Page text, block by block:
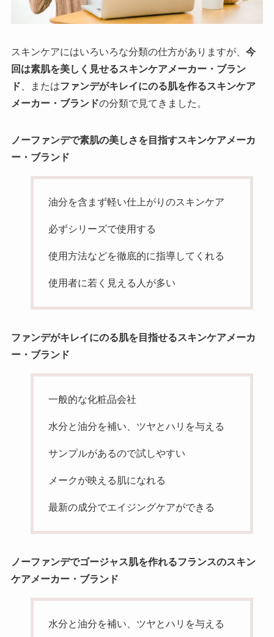
スキンケアにはいろいろな分類の仕方がありますが、 今
回は素肌を美しく見せるスキンケアメーカー・ブラン
ド 、またはファンデがキレイにのる肌を作るスキンケア
メーカー・ ブランドの分類で見てきました。
ノーファンデで素肌の美しさを目指すスキンケアメーカ
ー・ ブランド
油分を含まず軽い仕上がりのスキンケア
必ずシリーズで使用する
使用方法などを徹底的に指導してくれる
使用者に若く見える人が多い
ファンデがキレイにのる肌を目指せるスキンケアメーカ
ー・ ブランド
一般的な化粧品会社
水分と油分を補い、ツヤとハリを与える
サンプルがあるので試しやすい
メークが映える肌になれる
最新の成分でエイジングケアができる
ノーファンデでゴージャス肌を作れるフランスのスキン
ケアメーカー・ブランド
水分と油分を補い、ツヤとハリを与える